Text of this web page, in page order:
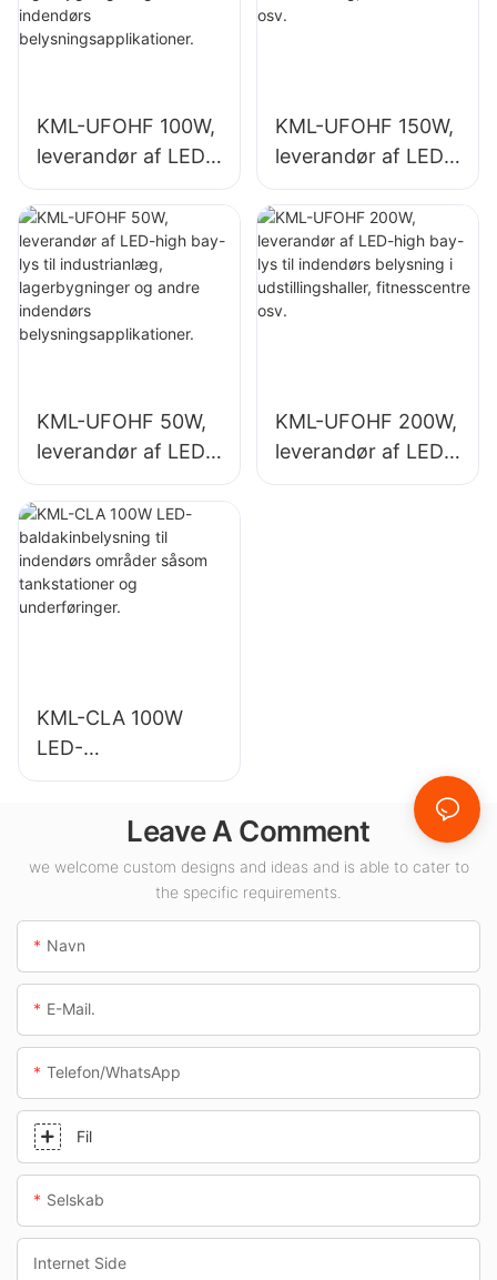
KML-UFOHF 100W,
leverandør af LED-
high bay-lys til
industrianlæg,
lagerbygninger og
andre indendørs
belysningsapplikati
oner.
KML-UFOHF 150W,
leverandør af LED-
high bay-lys til
indendørs
belysning i
industrianlæg,
fitnesscentre osv.
KML-UFOHF 50W,
leverandør af LED-
high bay-lys til
industrianlæg,
lagerbygninger og
andre indendørs
belysningsapplikati
KML-UFOHF 200W,
leverandør af LED-
high bay-lys til
KML-CLA 100W
LED-
baldakinbelysning
områder såsom
tankstationer og
underføringer.
Leave A Comment
we welcome custom designs and ideas and is able to cater to
the specific requirements.
Navn
E-Mail.
Telefon/whatsApp
Fil
Selskab
Internet Side